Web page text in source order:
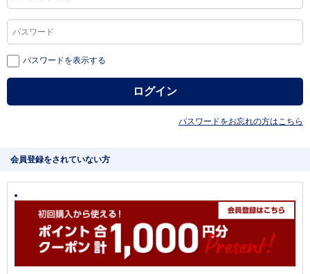
パスワードを表示する
パスワードをお忘れの方はこちら
会員登録をされていない方